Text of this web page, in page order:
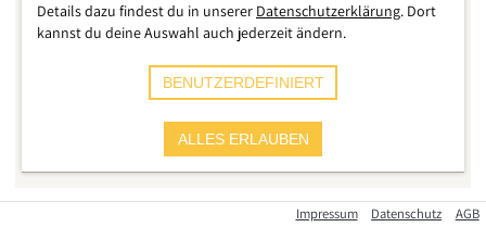
Impressum Datenschutz AGB
Details dazu findest du in unserer Datenschutzerklärung. Dort
kannst du deine Auswahl auch jederzeit ändern.
BENUTZERDEFINIERT
ALLES ERLAUBEN